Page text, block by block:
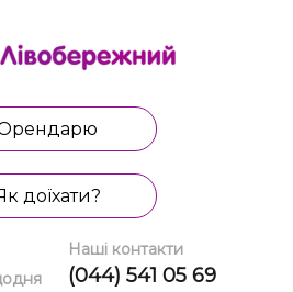
доїхати?
Наші контакти
(044) 541 05 69